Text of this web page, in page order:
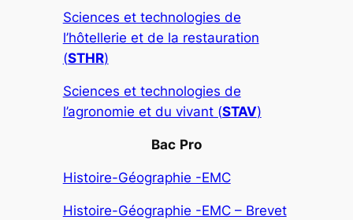
Sciences et technologies de
l’hôtellerie et de la restauration
(STHR)
Sciences et technologies de
l’agronomie et du vivant (STAV)
Bac Pro
Histoire-Géographie -EMC
Histoire-Géographie -EMC – Brevet